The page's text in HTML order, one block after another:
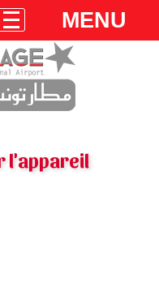
MENU
l'appareil